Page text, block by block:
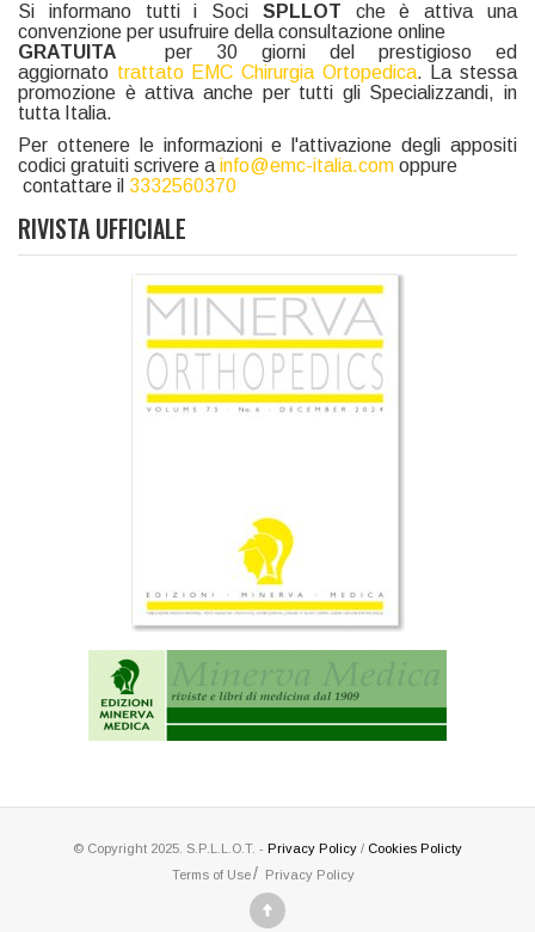
Si informano tutti i Soci SPLLOT che è attiva una
convenzione per usufruire della consultazione online
GRATUITA per 30 giorni del prestigioso ed
aggiornato trattato EMC Chirurgia Ortopedica. La stessa
promozione è attiva anche per tutti gli Specializzandi, in
tutta Italia.
Per ottenere le informazioni e l'attivazione degli appositi
codici gratuiti scrivere a info@emc-italia.com oppure
contattare il 3332560370
RIVISTA UFFICIALE
© Copyright 2025. S.P.L.L.O.T. - Privacy Policy / Cookies Policty
Terms of Use
Privacy Policy